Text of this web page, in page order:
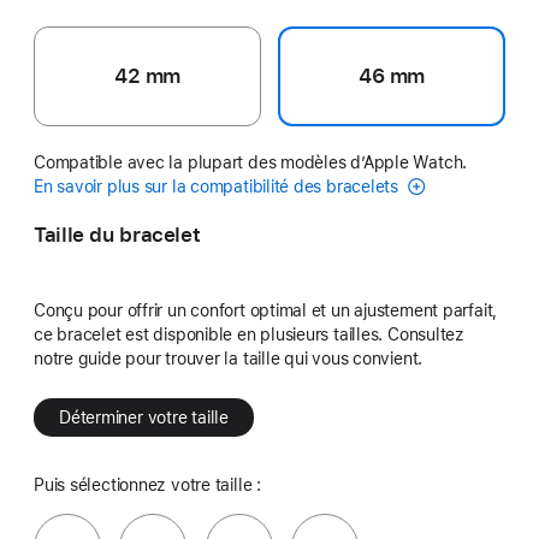
42 mm 46 mm
Compatible avec la plupart des modèles d’Apple Watch.
En savoir plus sur la compatibilité des bracelets
Taille du bracelet
Conçu pour offrir un confort optimal et un ajustement parfait,
ce bracelet est disponible en plusieurs tailles. Consultez
notre guide pour trouver la taille qui vous convient.
Déterminer votre taille
Puis sélectionnez votre taille :